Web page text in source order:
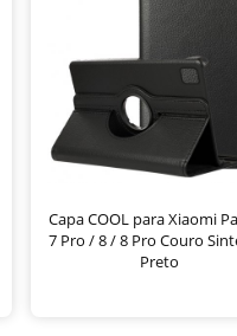
Capa COOL para Xiaomi
7 Pro / 8 / 8 Pro Couro
Preto